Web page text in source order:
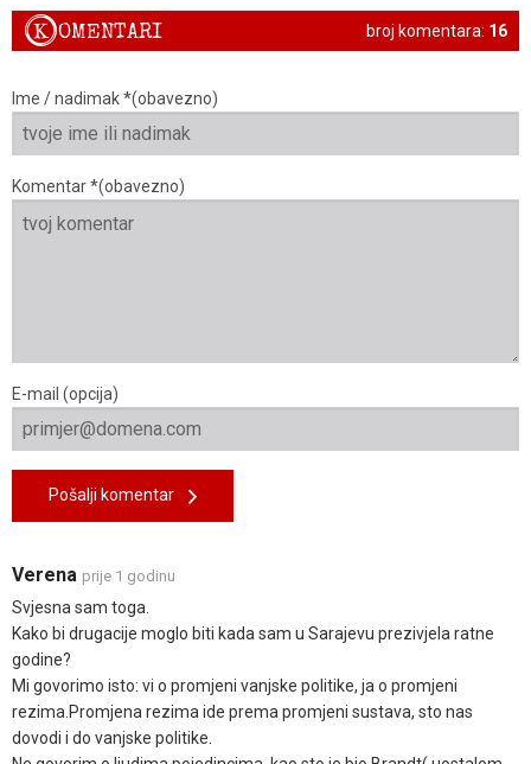
broj komentara: 16
KOMENTARI
Ime / nadimak *(obavezno)
Komentar *(obavezno)
E-mail (opcija)
Pošalji komentar
Verena prije 1 godinu
Svjesna sam toga.
Kako bi drugacije moglo biti kada sam u Sarajevu prezivjela ratne
godine?
Mi govorimo isto: vi o promjeni vanjske politike, ja o promjeni
rezima.Promjena rezima ide prema promjeni sustava, sto nas
dovodi i do vanjske politike.